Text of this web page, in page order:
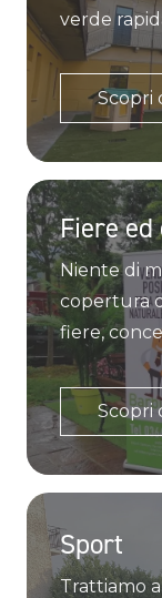
verde
Scopri
Fiere
Niente di
copertura
fiere,
Scopri
Sport
Trattiamo